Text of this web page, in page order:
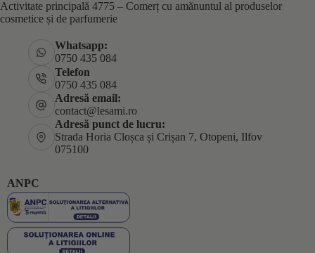
Activitate principală 4775 – Comerț cu amănuntul al produselor
cosmetice și de parfumerie
Whatsapp:
0750 435 084
Telefon
0750 435 084
Adresă email:
contact@lesami.ro
Adresă punct de lucru:
Strada Horia Cloșca și Crișan 7, Otopeni, Ilfov
075100
ANPC